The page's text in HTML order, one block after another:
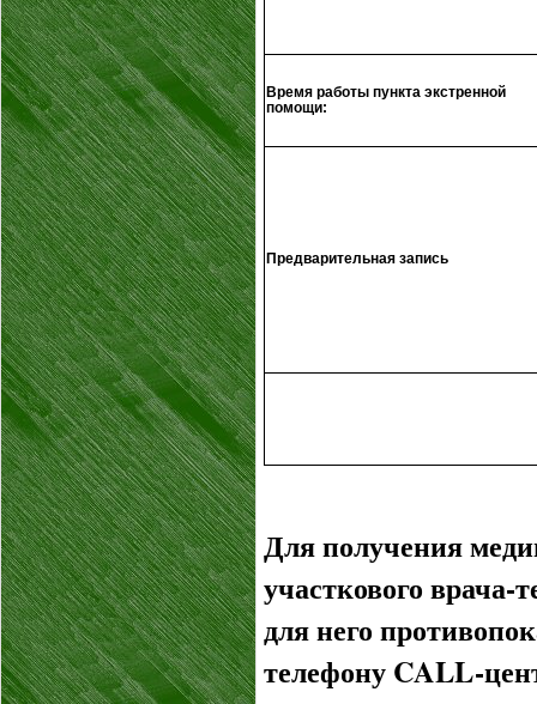
Время работы пункта экстренной
помощи:
Предварительная запись
Для получения
участкового врача-
для него
телефону CALL-